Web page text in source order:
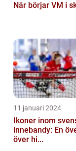
När börjar VM i
11 januari 2024
Ikoner inom
innebandy: En
över hi...